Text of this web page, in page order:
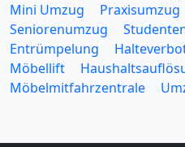
Mini Umzug
Praxisumzug
Seniorenumzug
Entrümpelung
Möbellift
Möbelmitfahrzentrale